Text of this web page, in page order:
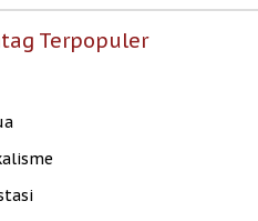
Terpopuler